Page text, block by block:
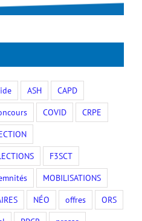
ASH
CAPD
COVID
CRPE
F3SCT
MOBILISATIONS
NÉO offres
ORS